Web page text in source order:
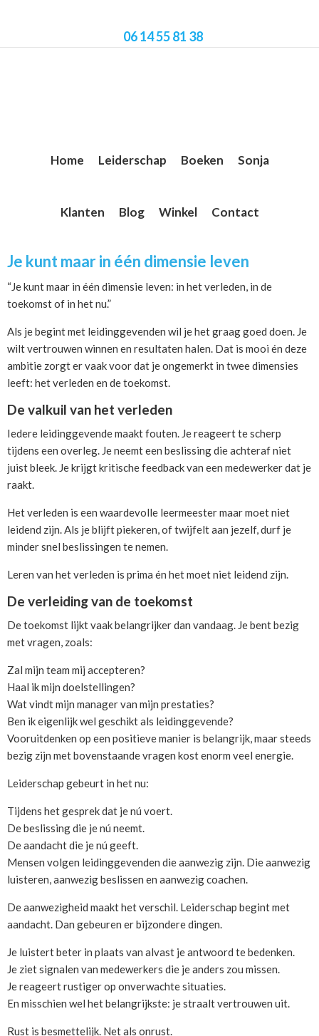
06 14 55 81 38
Home Leiderschap Boeken Sonja
Klanten Blog Winkel Contact
Je kunt maar in één dimensie leven
“Je kunt maar in één dimensie leven: in het verleden, in de
toekomst of in het nu.”
Als je begint met leidinggevenden wil je het graag goed doen. Je
wilt vertrouwen winnen en resultaten halen. Dat is mooi én deze
ambitie zorgt er vaak voor dat je ongemerkt in twee dimensies
leeft: het verleden en de toekomst.
De valkuil van het verleden
Iedere leidinggevende maakt fouten. Je reageert te scherp
tijdens een overleg. Je neemt een beslissing die achteraf niet
juist bleek. Je krijgt kritische feedback van een medewerker dat je
raakt.
Het verleden is een waardevolle leermeester maar moet niet
leidend zijn. Als je blijft piekeren, of twijfelt aan jezelf, durf je
minder snel beslissingen te nemen.
Leren van het verleden is prima én het moet niet leidend zijn.
De verleiding van de toekomst
De toekomst lijkt vaak belangrijker dan vandaag. Je bent bezig
met vragen, zoals:
Zal mijn team mij accepteren?
Haal ik mijn doelstellingen?
Wat vindt mijn manager van mijn prestaties?
Ben ik eigenlijk wel geschikt als leidinggevende?
Vooruitdenken op een positieve manier is belangrijk, maar steeds
bezig zijn met bovenstaande vragen kost enorm veel energie.
Leiderschap gebeurt in het nu:
Tijdens het gesprek dat je nú voert.
De beslissing die je nú neemt.
De aandacht die je nú geeft.
Mensen volgen leidinggevenden die aanwezig zijn. Die aanwezig
luisteren, aanwezig beslissen en aanwezig coachen.
De aanwezigheid maakt het verschil. Leiderschap begint met
aandacht. Dan gebeuren er bijzondere dingen.
Je luistert beter in plaats van alvast je antwoord te bedenken.
Je ziet signalen van medewerkers die je anders zou missen.
Je reageert rustiger op onverwachte situaties.
En misschien wel het belangrijkste: je straalt vertrouwen uit.
Rust is besmettelijk. Net als onrust.